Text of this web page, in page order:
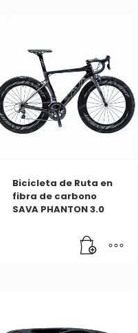
Bicicleta de Ruta en
fibra de carbono
SAVA PHANTON 3.0